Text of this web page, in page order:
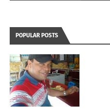
POPULAR POSTS